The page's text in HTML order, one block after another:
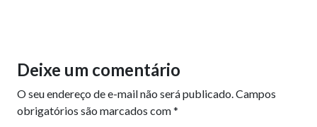
Deixe um comentário
O seu endereço de e-mail não será publicado. Campos
obrigatórios são marcados com*